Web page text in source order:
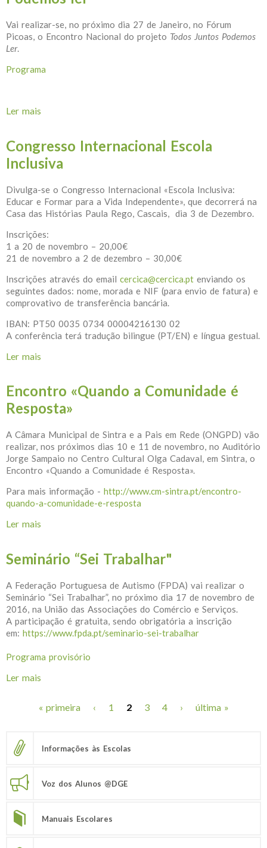
Vai realizar-se, no próximo dia 27 de Janeiro, no Fórum
Picoas, o Encontro Nacional do projeto Todos Juntos Podemos
Ler.
Programa
Ler mais
Congresso Internacional Escola
Inclusiva
Divulga-se o Congresso Internacional «Escola Inclusiva:
Educar e Formar para a Vida Independente», que decorrerá na
Casa das Histórias Paula Rego, Cascais, dia 3 de Dezembro.
Inscrições:
1 a 20 de novembro – 20,00€
21 de novembro a 2 de dezembro – 30,00€
Inscrições através do email cercica@cercica.pt enviando os
seguintes dados: nome, morada e NIF (para envio de fatura) e
comprovativo de transferência bancária.
IBAN: PT50 0035 0734 00004216130 02
A conferência terá tradução bilingue (PT/EN) e língua gestual.
Ler mais
Encontro «Quando a Comunidade é
Resposta»
A Câmara Municipal de Sintra e a Pais em Rede (ONGPD) vão
realizar, nos próximos dias 10 e 11 de novembro, no Auditório
Jorge Sampaio no Centro Cultural Olga Cadaval, em Sintra, o
Encontro «Quando a Comunidade é Resposta».
Para mais informação - http://www.cm-sintra.pt/encontro-
quando-a-comunidade-e-resposta
Ler mais
Seminário “Sei Trabalhar"
A Federação Portuguesa de Autismo (FPDA) vai realizar o
Seminário “Sei Trabalhar”, no próximo dia 17 de novembro de
2016, na União das Associações do Comércio e Serviços.
A participação é gratuita, sendo obrigatória a inscrição
em: https://www.fpda.pt/seminario-sei-trabalhar
Programa provisório
Ler mais
Páginas« primeira ‹ 1 2 3 4 › última »
Informações às Escolas
Voz dos Alunos @DGE
Manuais Escolares